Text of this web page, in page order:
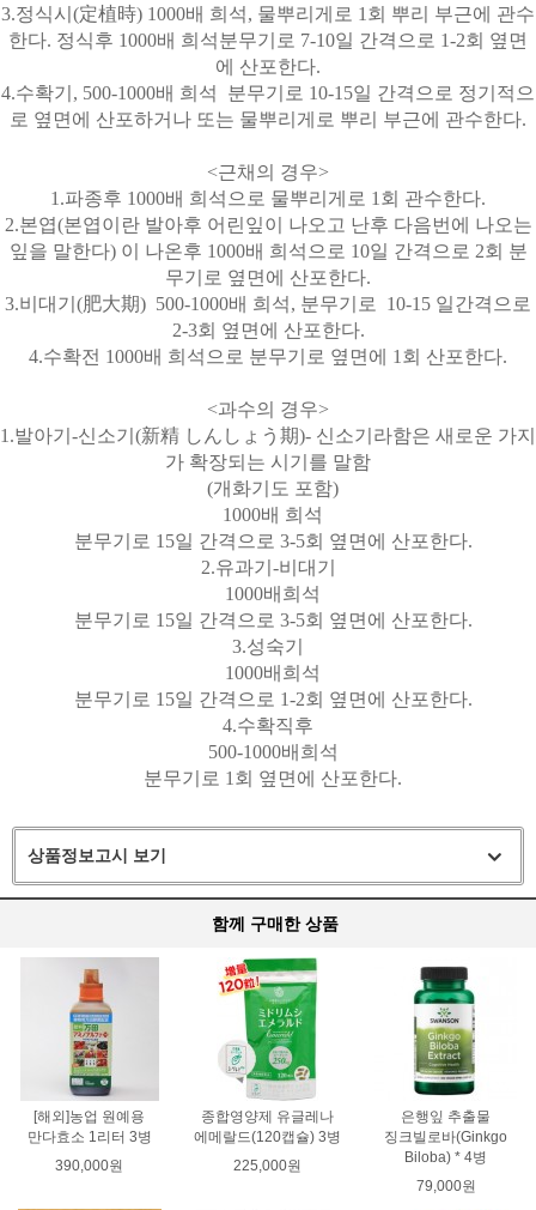
3.정식시 (定植時) 1000배 희석, 물뿌리게로 1 회 뿌리 부근에 관수
한다. 정식후 1000배 희석분무기로 7-10일 간격으로 1-2회 옆면
에 산포한다.
4.수확기 , 500-1000배 희석 분무기로 10-15일 간격으로 정기적으
로 옆면에 산포하거나 또는 물뿌리게로 뿌리 부근에 관수한다.
<근채의 경우>
1.파종후 1000배 희석으로 물뿌리게로 1 회 관수한다.
2.본엽(본엽이란 발아후 어린잎이 나오고 난후 다음번에 나오는
잎을 말한다) 이 나온후 1000배 희석으로 10일 간격으로 2회 분
무기로 옆면에 산포한다.
3.비대기 (肥大期) 500-1000배 희석, 분무기로 10-15 일간격으로
2-3회 옆면에 산포한다.
4.수확전 1000배 희석으로 분무기로 옆면에 1 회 산포한다.
<과수의 경우>
1.발아기 -신소기 (新精 しんしょう 期)- 신소기라함은 새로운 가지
가 확장되는 시기를 말함
(개화기도 포함)
1000배 희석
분무기로 15일 간격으로 3-5회 옆면에 산포한다.
2.유과기 -비대기
1000배희석
분무기로 15일 간격으로 3-5회 옆면에 산포한다.
3.성숙기
1000배희석
분무기로 15일 간격으로 1-2회 옆면에 산포한다.
4.수확직후
500-1000배희석
분무기로 1 회 옆면에 산포한다.
상품정보고시 보기
함께 구매한 상품
[해외]농업 원예용
만다효소 1리터 3병
390,000원
종합영양제 유글레나
에메랄드(120캡슐) 3병
225,000원
은행잎 추출물
징크빌로바(Ginkgo
Biloba) * 4병
79,000원